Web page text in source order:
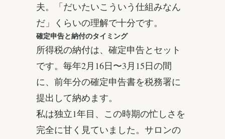
夫。「だいたいこういう仕組みなん
だ」くらいの理解で十分です。
確定申告と納付のタイミング
所得税の納付は、確定申告とセット
です。毎年2月16日〜3月15日の間
に、前年分の確定申告書を税務署に
提出して納めます。
私は独立1年目、この時期の忙しさを
完全に甘く見ていました。サロンの